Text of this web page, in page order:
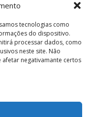
tecnologias como
do dispositivo.
processar dados, como
neste site. Não
negativamante certos